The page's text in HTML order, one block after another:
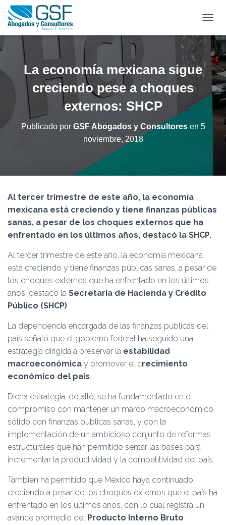
A
M
B
M
C
N
La economía mexicana sigue
creciendo pese a choques
externos: SHCP
Publicado por GSF Abogados y Consultoresen 5
noviembre, 2018
Al tercer trimestre de este año, la economía
mexicana está creciendo y tiene finanzas públicas
sanas, a pesar de los choques externos que ha
enfrentado en los últimos años, destacó la SHCP.
Al tercer trimestre de este año, la economía mexicana
está creciendo y tiene finanzas públicas sanas, a pesar de
los choques externos que ha enfrentado en los últimos
años, destacó la Secretaría de Hacienda y Crédito
Público (SHCP).
La dependencia encargada de las finanzas públicas del
país señaló que el gobierno federal ha seguido una
estrategia dirigida a preservar la estabilidad
macroeconómica y promover el crecimiento
económico del país.
Dicha estrategia, detalló, se ha fundamentado en el
compromiso con mantener un marco macroeconómico
sólido con finanzas públicas sanas, y con la
implementación de un ambicioso conjunto de reformas
estructurales que han permitido sentar las bases para
incrementar la productividad y la competitividad del país.
También ha permitido que México haya continuado
creciendo a pesar de los choques externos que el país ha
enfrentado en los últimos años, con lo cual registra un
avance promedio del Producto Interno Bruto